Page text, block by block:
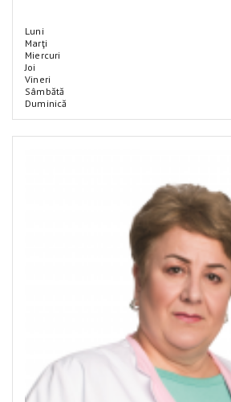
Luni
Marţi
Miercuri
Joi
Vineri
Sâmbătă
Duminică